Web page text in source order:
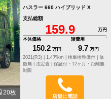
20枚
ハスラー 660 ハイブリッド X
支払総額
159.9
万円
本体価格
150.2 万円
諸費用
9.7 万円
2021(R3) |
1.4万km | 検車検整備付 | 修
復無 | 法定含 | 保証付・12ヶ月・距離無
制限
店舗に電話